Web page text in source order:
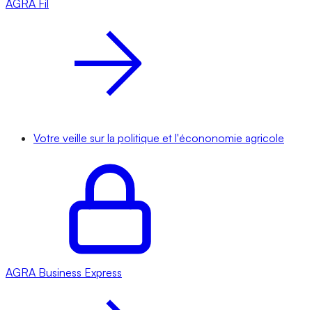
AGRA Fil
Votre veille sur la politique et l'écononomie agricole
AGRA Business Express